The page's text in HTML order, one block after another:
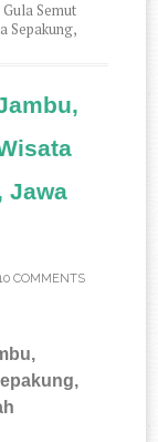
Gula Semut
Sepakung,
Jawa
COMMENTS